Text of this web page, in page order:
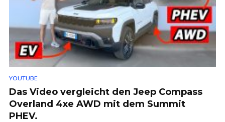
YOUTUBE
Das Video vergleicht den Jeep Compass
Overland 4xe AWD mit dem Summit
PHEV.